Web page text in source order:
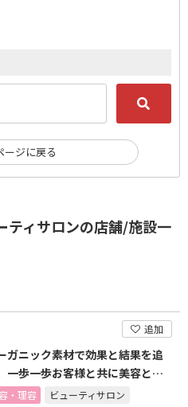
ティサロンの店舗/施設一
追加
ガニック素材で効果と結果を追
一歩一歩お客様と共に美容と健
作る。
・理容 ビューティサロン
ージに戻る